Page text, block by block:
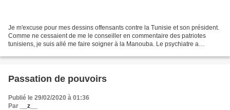
Je m'excuse pour mes dessins offensants contre la Tunisie et son président.
Comme ne cessaient de me le conseiller en commentaire des patriotes
tunisiens, je suis allé me faire soigner à la Manouba. Le psychiatre a
Passation de pouvoirs
Publié le 29/02/2020 à 01:36
Par
__z__